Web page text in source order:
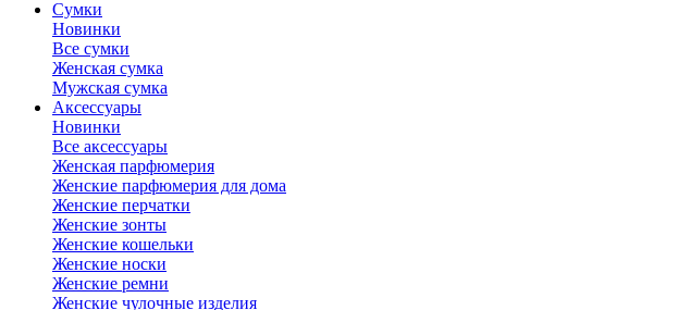
Сумки
Новинки
Все сумки
Женская сумка
Мужская сумка
Аксессуары
Новинки
Все аксессуары
Женская парфюмерия
Женские парфюмерия для дома
Женские перчатки
Женские зонты
Женские кошельки
Женские носки
Женские ремни
Женские чулочные изделия